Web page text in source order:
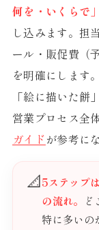
何を・いくらで
し込みます。担
ール・販促費（
を明確にします
「絵に描いた餅
営業プロセス全
ガイドが参考に
📐5ステップ
の流れ。
特に多いの